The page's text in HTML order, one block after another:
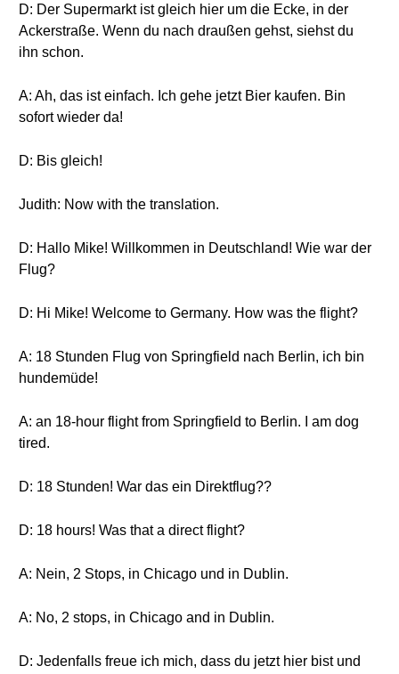
D: Der Supermarkt ist gleich hier um die Ecke, in der
Ackerstraße. Wenn du nach draußen gehst, siehst du
ihn schon.
A: Ah, das ist einfach. Ich gehe jetzt Bier kaufen. Bin
sofort wieder da!
D: Bis gleich!
Judith: Now with the translation.
D: Hallo Mike! Willkommen in Deutschland! Wie war der
Flug?
D: Hi Mike! Welcome to Germany. How was the flight?
A: 18 Stunden Flug von Springfield nach Berlin, ich bin
hundemüde!
A: an 18-hour flight from Springfield to Berlin. I am dog
tired.
D: 18 Stunden! War das ein Direktflug??
D: 18 hours! Was that a direct flight?
A: Nein, 2 Stops, in Chicago und in Dublin.
A: No, 2 stops, in Chicago and in Dublin.
D: Jedenfalls freue ich mich, dass du jetzt hier bist und